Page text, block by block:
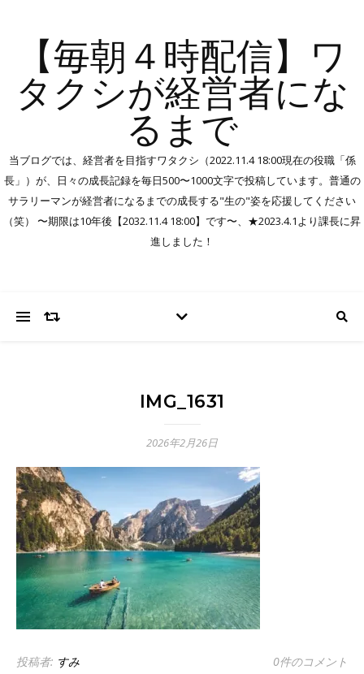
【毎朝４時配信】ワ
タクシが経営者にな
るまで
当ブログでは、経営者を目指すワタクシ（2022.11.4 18:00現在の役職「係
長」）が、日々の成長記録を毎日500〜1000文字で投稿しています。普通の
サラリーマンが経営者になるまでの成長する"生の"姿を応援してください
（笑） 〜期限は10年後【2032.11.4 18:00】です〜、★2023.4.1より課長に昇
進しました！
IMG_1631
2026年2月26日
投稿者: すみ 0件のコメント